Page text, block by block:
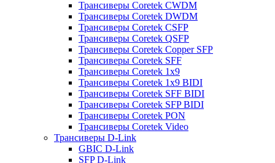
Трансиверы Coretek CWDM
Трансиверы Coretek DWDM
Трансиверы Coretek CSFP
Трансиверы Coretek QSFP
Трансиверы Coretek Copper SFP
Трансиверы Coretek SFF
Трансиверы Coretek 1x9
Трансиверы Coretek 1x9 BIDI
Трансиверы Coretek SFF BIDI
Трансиверы Coretek SFP BIDI
Трансиверы Coretek PON
Трансиверы Coretek Video
Трансиверы D-Link
GBIC D-Link
SFP D-Link